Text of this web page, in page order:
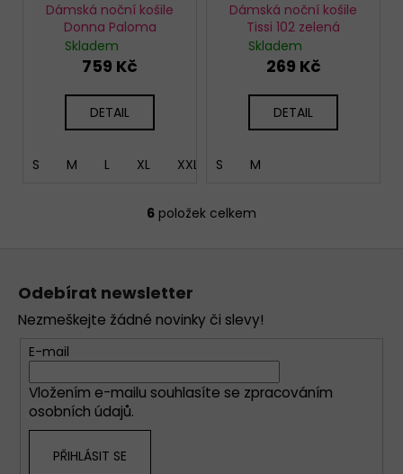
Dámská noční košile
Donna Paloma
Skladem
759 Kč
DETAIL
S M L XL XXL
Dámská noční košile
Tissi 102 zelená
Skladem
269 Kč
DETAIL
S M
O
a
í
p
r
6 položek celkem
Odebírat newsletter
Nezmeškejte žádné novinky či slevy!
E-mail
Vložením e-mailu souhlasíte se zpracováním
osobních údajů.
PŘIHLÁSIT SE